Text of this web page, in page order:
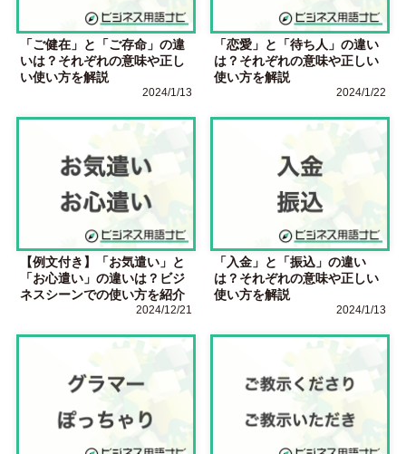
「ご健在」と「ご存命」の違
いは？それぞれの意味や正し
い使い方を解説
2024/1/13
「恋愛」と「待ち人」の違い
は？それぞれの意味や正しい
使い方を解説
2024/1/22
【例文付き】「お気遣い」と
「お心遣い」の違いは？ビジ
ネスシーンでの使い方を紹介
2024/12/21
「入金」と「振込」の違い
は？それぞれの意味や正しい
使い方を解説
2024/1/13